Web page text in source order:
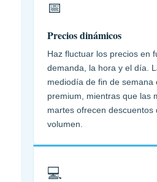
📅
Precios dinámicos
Haz fluctuar los precios en
demanda, la hora y el día.
mediodía de fin de semana
premium, mientras que las
martes ofrecen descuentos
volumen.
💻